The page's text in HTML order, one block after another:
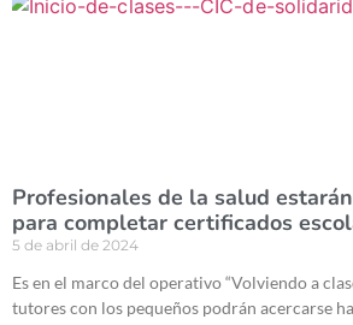
Profesionales de la salud
para completar certificados
5 de abril de 2024
Es en el marco del operativo “Volviendo a
tutores con los pequeños podrán acercarse